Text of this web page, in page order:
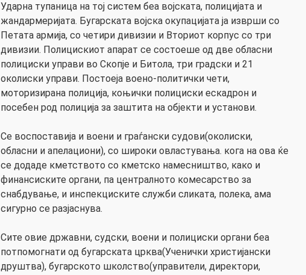
Ударна тупаница на тој систем беа војската, полицијата и
жандармеријата. Бугарската војска окупацијата ја изврши со
Петата армија, со четири дивизии и Вториот корпус со три
дивизии. Полицискиот апарат се состоеше од две обласни
полициски управи во Скопје и Битола, три градски и 21
околиски управи. Постоеја воено-политички чети,
моторизирана полиција, коњички полициски ескадрон и
посебен род полиција за заштита на објекти и установи.
Се воспоставија и воени и граѓански судови(околиски,
обласни и апелациони), со широки овластувања. кога на ова ќе
се додаде кметството со кметско намесништво, како и
финансиските органи, па централното комесарство за
снабдување, и инспекциските служби сликата, полека, ама
сигурно се разјаснува.
Сите овие државни, судски, воени и полициски органи беа
потпомогнати од бугарската црква(Ученички христијански
друштва), бугарското школство(управители, директори,